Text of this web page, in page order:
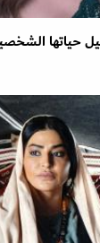
حياتها